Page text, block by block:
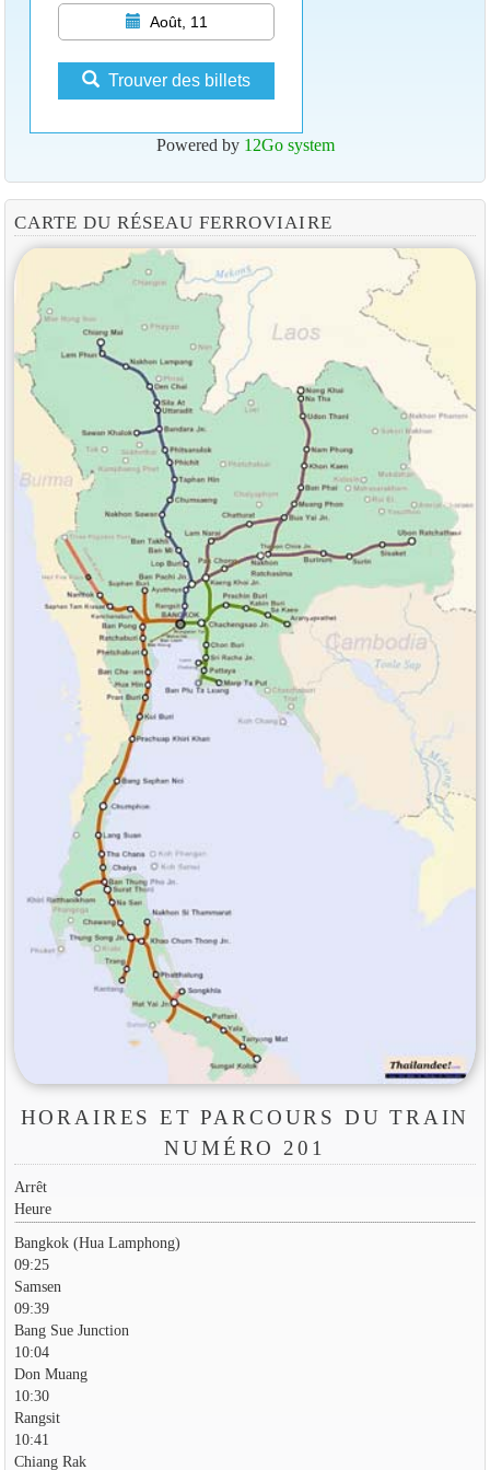
Août, 11
Trouver des billets
Powered by 12Go system
CARTE DU RÉSEAU FERROVIAIRE
HORAIRES ET PARCOURS DU TRAIN
NUMÉRO 201
Arrêt
Heure
Bangkok (Hua Lamphong)
09:25
Samsen
09:39
Bang Sue Junction
10:04
Don Muang
10:30
Rangsit
10:41
Chiang Rak